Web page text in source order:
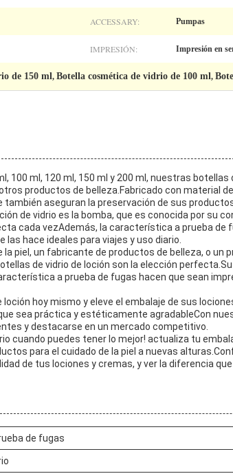
ACCESSARY: Pumpas
IMPRESIÓN: Impresión en
de 150 ml, Botella cosmética de vidrio de 100 ml,
100 ml, 120 ml, 150 ml y 200 ml, nuestras
productos de belleza.Fabricado con material
aseguran la preservación de sus productos
de vidrio es la bomba, que es conocida por su
cada vezAdemás, la característica a prueba
hace ideales para viajes y uso diario.
piel, un fabricante de productos de belleza, o un
de vidrio de loción son la elección
a prueba de fugas hacen que sean
hoy mismo y eleve el embalaje de sus
sea práctica y estéticamente agradableCon
y destacarse en un mercado competitivo.
cuando puedes tener lo mejor! actualiza tu
para el cuidado de la piel a nuevas
de tus lociones y cremas, y ver la diferencia
de fugas